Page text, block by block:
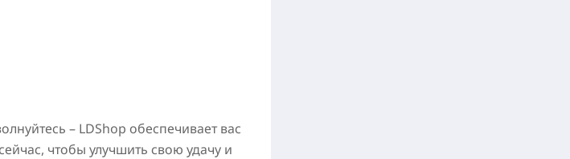
– LDShop обеспечивает вас
чтобы улучшить свою удачу и